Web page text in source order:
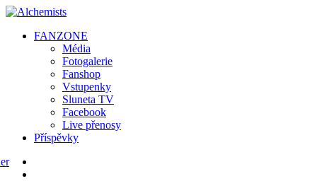
FANZONE
Média
Fotogalerie
Fanshop
Vstupenky
Sluneta TV
Facebook
Live přenosy
Příspěvky